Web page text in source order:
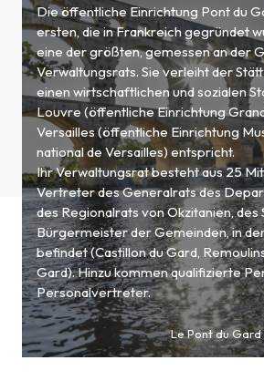
Die öffentliche Einrichtung Pont du
ersten, die in Frankreich gegründet
eine der größten, gemessen an der
Verwaltungsrats. Sie verleiht der
einen wirtschaftlichen und sozialen
Louvre (öffentliche Einrichtung
Versailles (öffentliche Einrichtung
national de Versailles) entspricht.
Ihr Verwaltungsrat besteht aus 25
Vertreter des Generalrats des
des Regionalrats von Okzitanien, des
Bürgermeister der Gemeinden, in
befindet (Castillon du Gard,
Gard). Hinzu kommen qualifizierte
Personalvertreter.
Le Pont du Gard